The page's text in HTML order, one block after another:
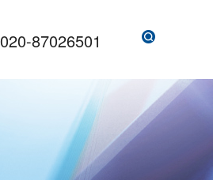
020-87026501